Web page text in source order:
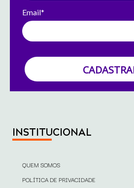
Email*
INSTITUCIONAL
QUEM SOMOS
POLÍTICA DE PRIVACIDADE